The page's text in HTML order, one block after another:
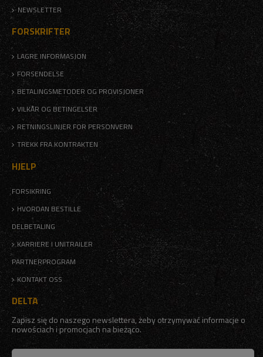
NEWSLETTER
FORSKRIFTER
LAGRE INFORMASJON
FORSENDELSE
BETALINGSMETODER OG PROVISJONER
VILKÅR OG BETINGELSER
RETNINGSLINJER FOR PERSONVERN
TREKK FRA KONTRAKTEN
HJELP
FORSIKRING
HVORDAN BESTILLE
DELBETALING
KARRIERE I UNITRAILER
PARTNERPROGRAM
KONTAKT OSS
DELTA
Zapisz się do naszego newslettera, żeby otrzymywać informacje o
nowościach i promocjach na bieżąco.